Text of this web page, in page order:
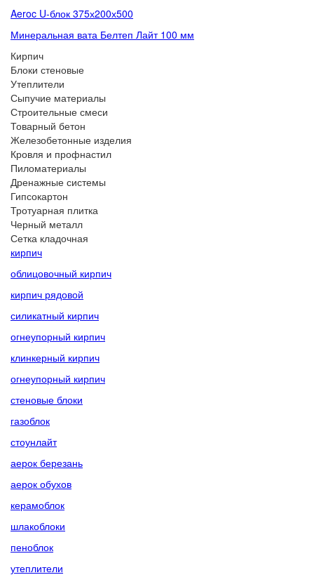
Aeroc U-блок 375х200х500
Минеральная вата Белтеп Лайт 100 мм
Кирпич
Блоки стеновые
Утеплители
Сыпучие материалы
Строительные смеси
Товарный бетон
Железобетонные изделия
Кровля и профнастил
Пиломатериалы
Дренажные системы
Гипсокартон
Тротуарная плитка
Черный металл
Сетка кладочная
кирпич
облицовочный кирпич
кирпич рядовой
силикатный кирпич
огнеупорный кирпич
клинкерный кирпич
огнеупорный кирпич
стеновые блоки
газоблок
стоунлайт
аерок березань
аерок обухов
керамоблок
шлакоблоки
пеноблок
утеплители